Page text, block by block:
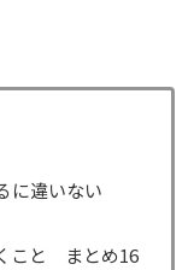
に違いない
こと まとめ16